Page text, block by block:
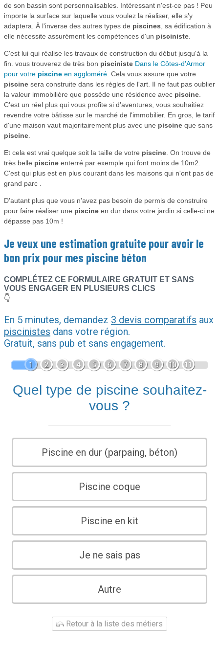
de son bassin sont personnalisables. Intéressant n'est-ce pas ! Peu
importe la surface sur laquelle vous voulez la réaliser, elle s'y
adaptera. À l'inverse des autres types de piscines, sa édification à
elle nécessite assurément les compétences d'un pisciniste.
C'est lui qui réalise les travaux de construction du début jusqu'à la
fin. vous trouverez de très bon pisciniste Dans le Côtes-d'Armor
pour votre piscine en aggloméré. Cela vous assure que votre
piscine sera construite dans les règles de l'art. Il ne faut pas oublier
la valeur immobilière que possède une résidence avec piscine.
C'est un réel plus qui vous profite si d'aventures, vous souhaitiez
revendre votre bâtisse sur le marché de l'immobilier. En gros, le tarif
d'une maison vaut majoritairement plus avec une piscine que sans
piscine.
Et cela est vrai quelque soit la taille de votre piscine. On trouve de
très belle piscine enterré par exemple qui font moins de 10m2.
C'est qui plus est en plus courant dans les maisons qui n'ont pas de
grand parc .
D'autant plus que vous n'avez pas besoin de permis de construire
pour faire réaliser une piscine en dur dans votre jardin si celle-ci ne
dépasse pas 10m !
Je veux une estimation gratuite pour avoir le
bon prix pour mes piscine béton
COMPLÉTEZ CE FORMULAIRE GRATUIT ET SANS
VOUS ENGAGER EN PLUSIEURS CLICS
👇
En 5 minutes, demandez 3 devis comparatifs aux
piscinistes dans votre région.
Gratuit, sans pub et sans engagement.
1 2 3 4 5 6 7 8 9 10 11
Quel type de piscine souhaitez-
vous ?
Piscine en dur (parpaing, béton)
Piscine coque
Piscine en kit
Je ne sais pas
Autre
Retour à la liste des métiers